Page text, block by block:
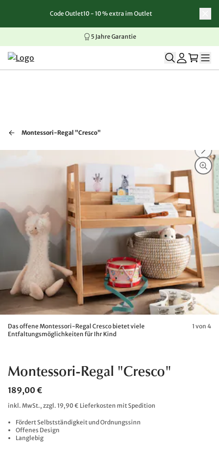
Zum Inhalt springen
Zur Navigation springen
Zum Seitenende springen
Code Outlet10 - 10 % extra im Outlet
5 Jahre Garantie
Montessori-Regal "Cresco"
Das offene Montessori-Regal Cresco bietet viele
Entfaltungsmöglichkeiten für Ihr Kind
1 von 4
Montessori-Regal "Cresco"
189,00 €
inkl. MwSt., zzgl. 19,90 € Lieferkosten mit Spedition
Fördert Selbstständigkeit und Ordnungssinn
Offenes Design
Langlebig